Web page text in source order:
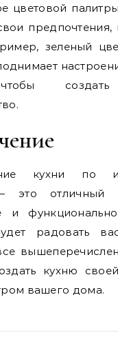
цветовой палитры
зеленый
создать
кухни по
это отличный
и
радовать
кухню
вашего дома.